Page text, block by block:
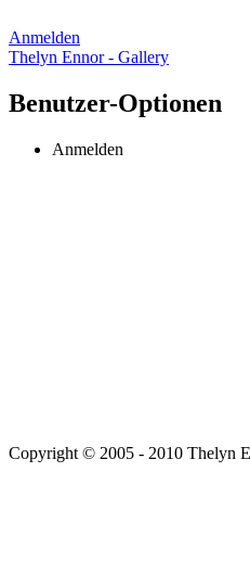
Anmelden
Thelyn Ennor - Gallery
Benutzer-Optionen
Anmelden
Copyright © 2005 - 2010 Thelyn